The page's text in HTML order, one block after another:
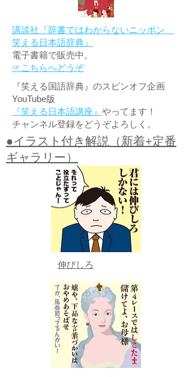
講談社『辞書ではわからないニッポン
笑える日本語辞典』
電子書籍で販売中。
☞こちらへどうぞ
『笑える国語辞典』のスピンオフ企画
YouTube版
『笑える日本語講座』 やってます！
チャンネル登録をどうぞよろしく。
●イラスト付き解説（新着+定番
ギャラリー）
伸びしろ